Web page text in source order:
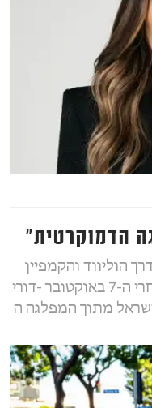
הדמוקרטית״
הוליווד והקמפיין
של ביל קלינטון, ועד התפכחות אחרי ה-7 באוקטובר -דורי
מתוך המפלגה ה